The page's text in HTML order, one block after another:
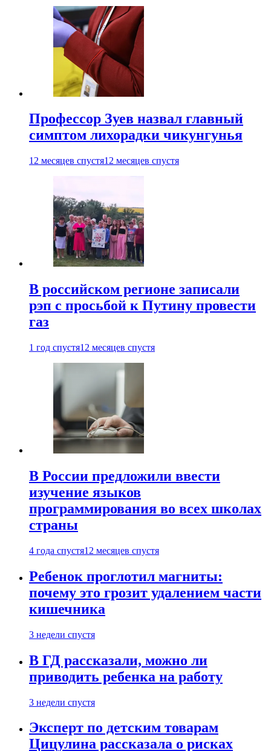
Профессор Зуев назвал главный
симптом лихорадки чикунгунья
12 месяцев спустя12 месяцев спустя
В российском регионе записали
рэп с просьбой к Путину провести
газ
1 год спустя12 месяцев спустя
В России предложили ввести
изучение языков
программирования во всех школах
страны
4 года спустя12 месяцев спустя
Ребенок проглотил магниты:
почему это грозит удалением части
кишечника
3 недели спустя
В ГД рассказали, можно ли
приводить ребенка на работу
3 недели спустя
Эксперт по детским товарам
Цицулина рассказала о рисках